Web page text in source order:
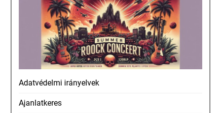
Adatvédelmi irányelvek
Ajanlatkeres